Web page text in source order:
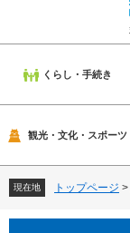
。
て
くらし・手続き
観光・文化・スポーツ
現在地 トップページ >